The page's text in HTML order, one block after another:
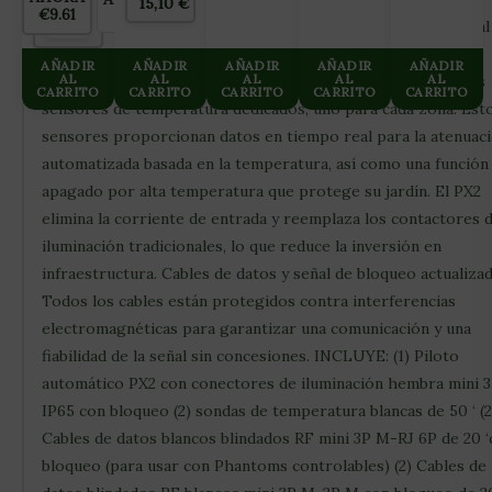
atardecer para proporcionar un aumento y descenso
ambos extremos de su fotoperíodo. Respaldo de batería
incorporado. Voltaje: 100–240 V 50/60 Hz 0,3 amperios Dos
sensores de temperatura dedicados, uno para cada zona.
sensores proporcionan datos en tiempo real para la
automatizada basada en la temperatura, así como una función
apagado por alta temperatura que protege su jardín. El PX2
elimina la corriente de entrada y reemplaza los contactores
iluminación tradicionales, lo que reduce la inversión en
infraestructura. Cables de datos y señal de bloqueo
Todos los cables están protegidos contra interferencias
electromagnéticas para garantizar una comunicación y una
fiabilidad de la señal sin concesiones. INCLUYE: (1) Piloto
automático PX2 con conectores de iluminación hembra mini
IP65 con bloqueo (2) sondas de temperatura blancas de 50 ‘
Cables de datos blancos blindados RF mini 3P M-RJ 6P de 20
bloqueo (para usar con Phantoms controlables) (2) Cables de
€9.61 €0.00
AÑADIR
AL
CARRITO
AÑADIR
AL
CARRITO
AÑADIR
AL
CARRITO
AÑADIR
AL
CARRITO
AÑADIR
AL
CARRITO